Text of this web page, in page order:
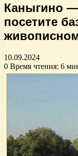
Каныгино —
посетите
10.09.2024
0 Время чтения: 6